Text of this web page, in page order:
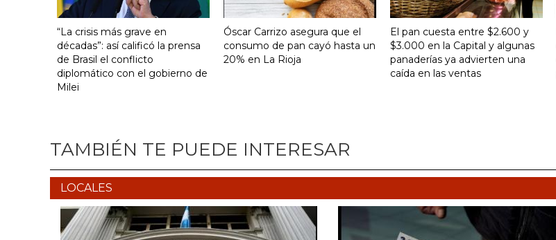
“La crisis más grave en
décadas”: así calificó la prensa
de Brasil el conflicto
diplomático con el gobierno de
Milei
Óscar Carrizo asegura que el
consumo de pan cayó hasta un
20% en La Rioja
El pan cuesta entre $2.600 y
$3.000 en la Capital y algunas
panaderías ya advierten una
caída en las ventas
TAMBIÉN TE PUEDE INTERESAR
LOCALES